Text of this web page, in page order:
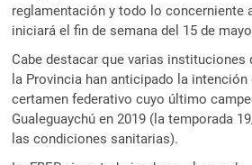
reglamentación y todo lo concerniente
iniciará el fin de semana del 15 de
Cabe destacar que varias
la Provincia han anticipado la intención
certamen federativo cuyo último
Gualeguaychú en 2019 (la temporada
las condiciones sanitarias).